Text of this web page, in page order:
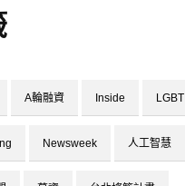
A輪融資 Inside LGBT
Newsweek 人工智慧